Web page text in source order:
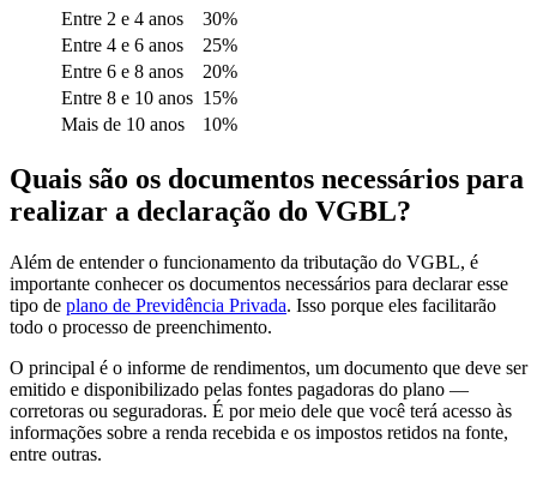
Entre 2 e 4 anos
30%
Entre 4 e 6 anos
25%
Entre 6 e 8 anos
20%
Entre 8 e 10 anos 15%
Mais de 10 anos
10%
Quais são os documentos necessários para
realizar a declaração do VGBL?
Além de entender o funcionamento da tributação do VGBL, é
importante conhecer os documentos necessários para declarar esse
tipo de plano de Previdência Privada. Isso porque eles facilitarão
todo o processo de preenchimento.
O principal é o informe de rendimentos, um documento que deve ser
emitido e disponibilizado pelas fontes pagadoras do plano —
corretoras ou seguradoras. É por meio dele que você terá acesso às
informações sobre a renda recebida e os impostos retidos na fonte,
entre outras.